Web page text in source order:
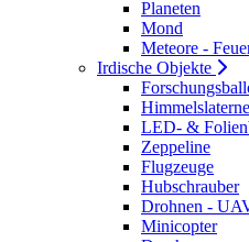
Planeten
Mond
Meteore -
Irdische Objekte
LED- &
Zeppeline
Flugzeuge
Hubschrauber
Drohnen -
Minicopter